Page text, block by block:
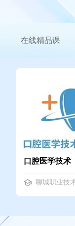
在线精品课
口腔医学技术
聊城职业技